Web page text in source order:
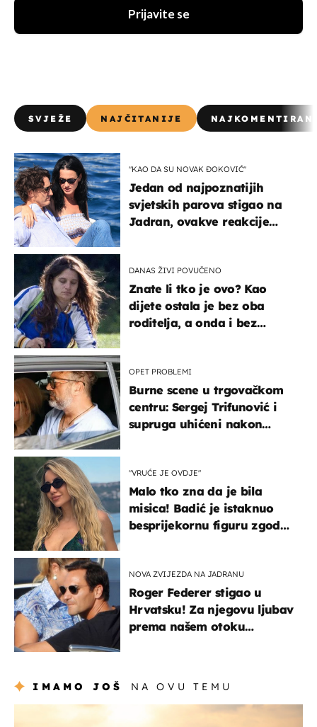
Prijavite se
SVJEŽE NAJČITANIJE
"KAO DA SU NOVAK ĐOKOVIĆ"
Jedan od najpoznatijih
svjetskih parova stigao na
Jadran, ovakve reakcije
DANAS ŽIVI POVUČENO
Znate li tko je ovo? Kao
dijete ostala je bez oba
roditelja, a onda i bez
OPET PROBLEMI
Burne scene u trgovačkom
centru: Sergej Trifunović i
supruga uhićeni nakon
"VRUĆE JE OVDJE"
Malo tko zna da je bila
misica! Badić je istaknuo
besprijekornu figuru zgodne
NOVA ZVIJEZDA NA JADRANU
Roger Federer stigao u
Hrvatsku! Za njegovu ljubav
prema našem otoku
IMAMO JOŠ NA OVU TEMU